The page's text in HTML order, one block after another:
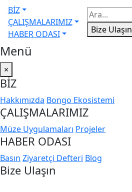
BİZ
ÇALIŞMALARIMIZ
HABER ODASI
Bize Ulaşın
Menü
×
BİZ
Hakkımızda Bongo Ekosistemi
ÇALIŞMALARIMIZ
Müze Uygulamaları Projeler
HABER ODASI
Basın Ziyaretçi Defteri Blog
Bize Ulaşın